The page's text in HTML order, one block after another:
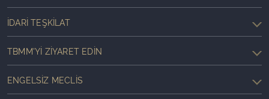
İDARI TEŞKILAT
TBMM'YI ZIYARET EDIN
ENGELSIZ MECLIS